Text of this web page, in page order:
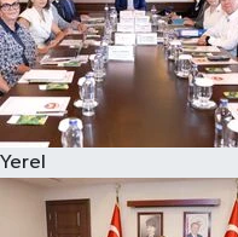
Yerel
Yaşam
Yerel Yönetimler
Yurttan